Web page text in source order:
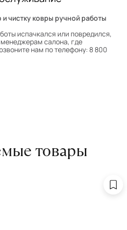
чистку ковры ручной работы
испачкался или повредился,
салона, где
нам по телефону: 8 800
привозите его в салон.
товары